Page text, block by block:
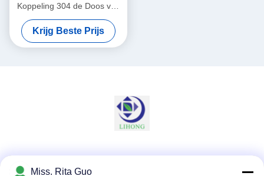
Koppeling 304 de Doos van
de Roestvrij staalpas voor
Cleanroom
Krijg Beste Prijs
Miss. Rita Guo